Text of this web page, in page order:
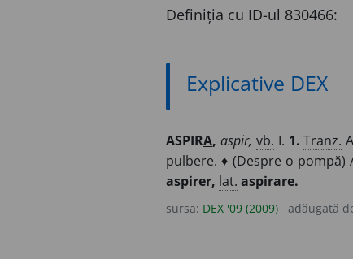
Definiția cu ID-ul 830466:
Explicative DEX
ASPIRA, aspir, vb. I. 1. Tranz.
pulbere. ♦ (Despre o pompă)
aspirer, lat. aspirare.
sursa: DEX '09 (2009) adăugată